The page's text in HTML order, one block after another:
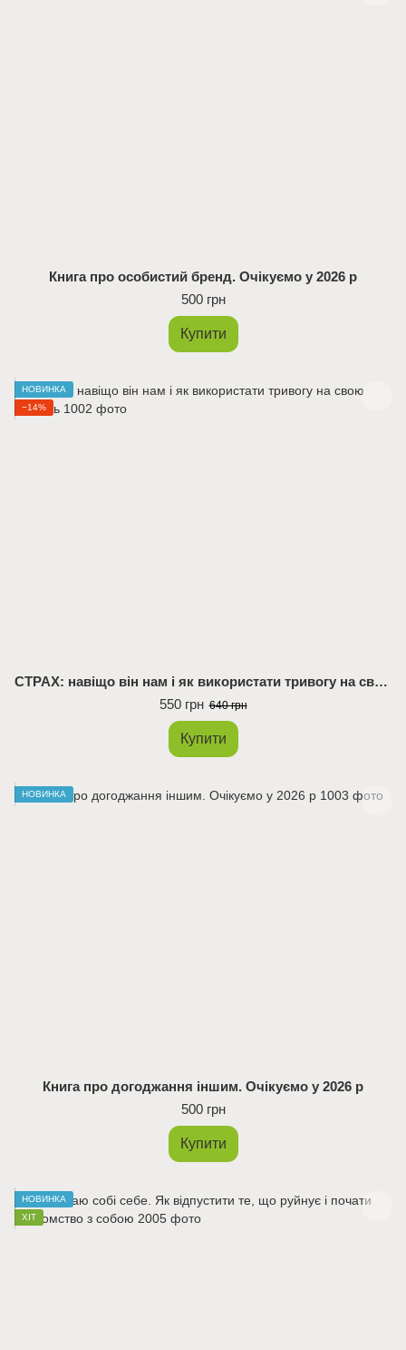
Книга про особистий бренд. Очікуємо у 2026 р
500 грн
Купити
НОВИНКА
−14%
СТРАХ: навіщо він нам і як використати тривогу на свою користь
550 грн 640 грн
Купити
НОВИНКА
Книга про догоджання іншим. Очікуємо у 2026 р
500 грн
Купити
НОВИНКА
ХІТ